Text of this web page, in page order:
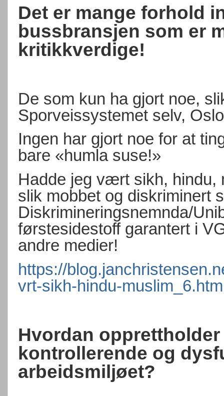
Det er mange forhold
bussbransjen som er
kritikkverdige!
De som kun ha gjort noe,
Sporveissystemet selv,
Ingen har gjort noe for at
bare «humla suse!»
Hadde jeg vært sikh, hindu,
slik mobbet og diskriminert
Diskrimineringsnemnda/
førstesidestoff garantert i
andre medier!
https://
vrt-sikh-hindu-
Hvordan
kontrollerende og
arbeidsmiljøet?